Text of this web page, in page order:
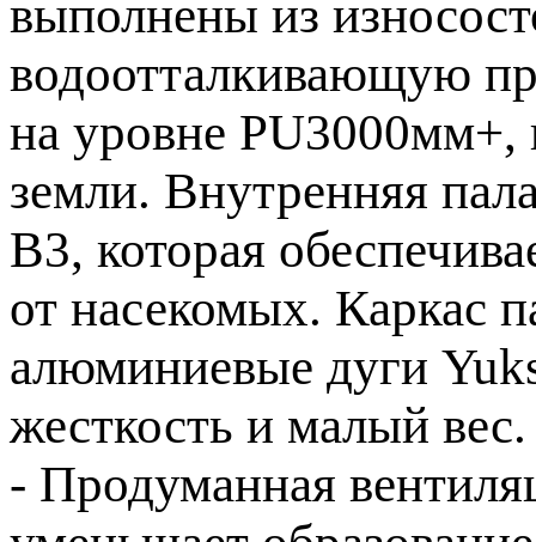
выполнены из
водоотталкивающую
на уровне
земли. Внутренняя
B3, которая
от насекомых. Каркас
алюминиевые дуги
жесткость и малый вес.
- Продуманная